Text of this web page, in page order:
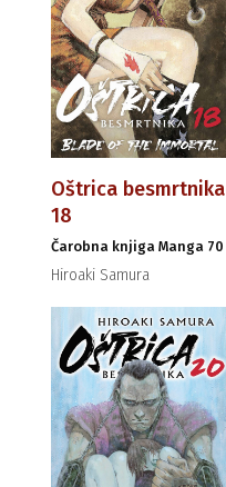
Oštrica besmrtnika
18
Čarobna knjiga Manga 70
Hiroaki Samura